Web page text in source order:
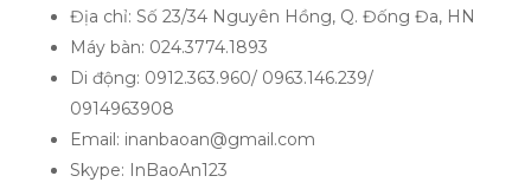
Địa chỉ: Số 23/34 Nguyên Hồng, Q. Đống Đa, HN
Máy bàn: 024.3774.1893
Di động: 0912.363.960/ 0963.146.239/
0914963908
Email: inanbaoan@gmail.com
Skype: InBaoAn123